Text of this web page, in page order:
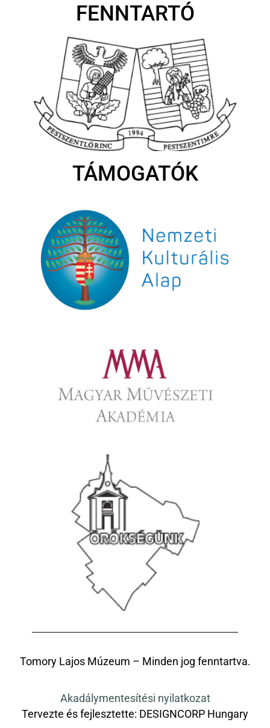
FENNTARTÓ
TÁMOGATÓK
Tomory Lajos Múzeum – Minden jog fenntartva.
Akadálymentesítési nyilatkozat
Tervezte és fejlesztette: DESIGNCORP Hungary